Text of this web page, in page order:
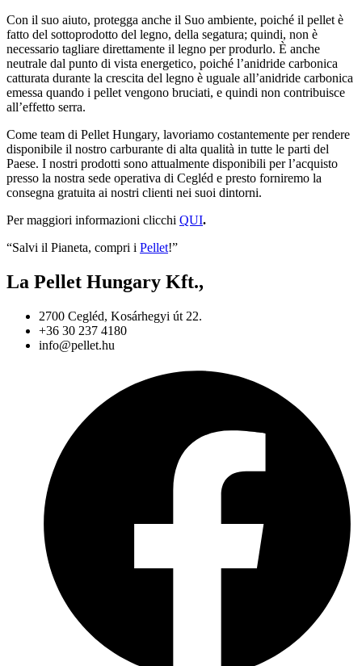
Con il suo aiuto, protegga anche il Suo ambiente, poiché il pellet è
fatto del sottoprodotto del legno, della segatura; quindi, non è
necessario tagliare direttamente il legno per produrlo. È anche
neutrale dal punto di vista energetico, poiché l’anidride carbonica
catturata durante la crescita del legno è uguale all’anidride carbonica
emessa quando i pellet vengono bruciati, e quindi non contribuisce
all’effetto serra.
Come team di Pellet Hungary, lavoriamo costantemente per rendere
disponibile il nostro carburante di alta qualità in tutte le parti del
Paese. I nostri prodotti sono attualmente disponibili per l’acquisto
presso la nostra sede operativa di Cegléd e presto forniremo la
consegna gratuita ai nostri clienti nei suoi dintorni.
Per maggiori informazioni clicchi QUI.
“Salvi il Pianeta, compri i Pellet!”
La Pellet Hungary Kft.,
2700 Cegléd, Kosárhegyi út 22.
+36 30 237 4180
info@pellet.hu